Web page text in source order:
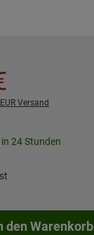
Versand
24 Stunden
den Warenkorb